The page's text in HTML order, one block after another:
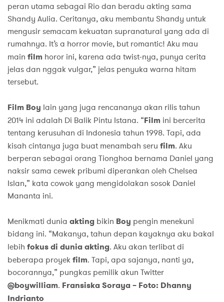
peran utama sebagai Rio dan beradu akting sama
Shandy Aulia. Ceritanya, aku membantu Shandy untuk
mengusir semacam kekuatan supranatural yang ada di
rumahnya. It’s a horror movie, but romantic! Aku mau
main film horor ini, karena ada twist-nya, punya cerita
jelas dan nggak vulgar,” jelas penyuka warna hitam
tersebut.
Film Boy lain yang juga rencananya akan rilis tahun
2014 ini adalah Di Balik Pintu Istana. “Film ini bercerita
tentang kerusuhan di Indonesia tahun 1998. Tapi, ada
kisah cintanya juga buat menambah seru film. Aku
berperan sebagai orang Tionghoa bernama Daniel yang
naksir sama cewek pribumi diperankan oleh Chelsea
Islan,” kata cowok yang mengidolakan sosok Daniel
Mananta ini.
Menikmati dunia akting bikin Boy pengin menekuni
bidang ini. “Makanya, tahun depan kayaknya aku bakal
lebih fokus di dunia akting. Aku akan terlibat di
beberapa proyek film. Tapi, apa sajanya, nanti ya,
bocorannya,” pungkas pemilik akun Twitter
@boywilliam. Fransiska Soraya – Foto: Dhanny
Indrianto